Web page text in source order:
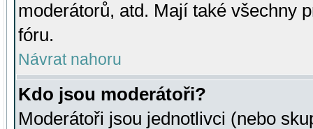
moderátorů, atd. Mají také všechny
fóru.
Návrat nahoru
Kdo jsou moderátoři?
Moderátoři jsou jednotlivci (nebo